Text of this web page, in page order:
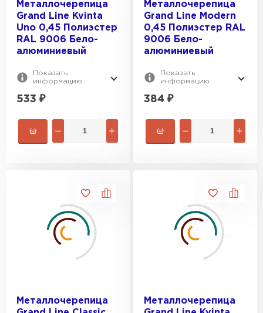
Металлочерепица
Grand Line Kvinta
Uno 0,45 Полиэстер
RAL 9006 Бело-
алюминиевый
Показать
информацию
533 ₽
Металлочерепица
Grand Line Modern
0,45 Полиэстер RAL
9006 Бело-
алюминиевый
Показать
информацию
384 ₽
Металлочерепица
Металлочерепица